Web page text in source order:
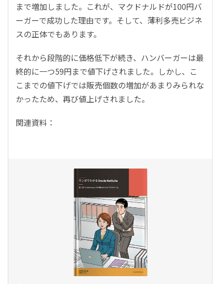
まで増加しました。これが、マクドナルドが100円バ
ーガーで成功した理由です。そして、薄利多売ビジネ
スの正体でもあります。
それから段階的に価格低下が続き、ハンバーガーは最
終的に一つ59円まで値下げされました。しかし、こ
こまでの値下げでは販売個数の増加があまりみられな
かったため、再び値上げされました。
関連資料：